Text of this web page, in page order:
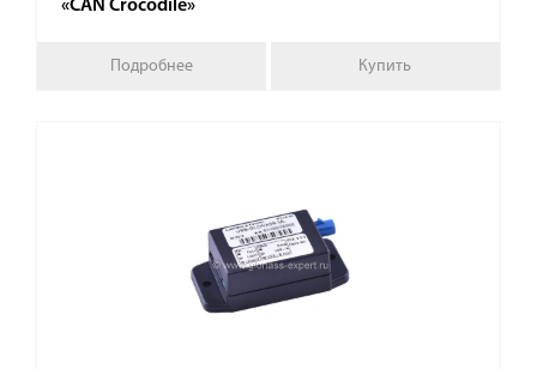
«CAN Crocodile»
Подробнее Купить